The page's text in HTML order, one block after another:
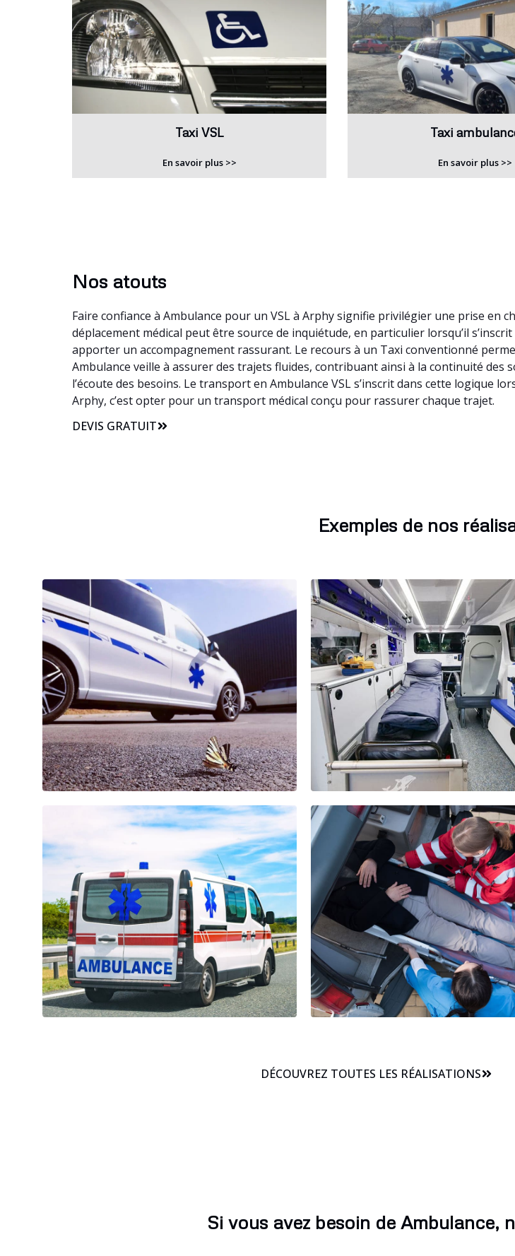
Taxi VSL
En savoir plus >>
Taxi
En savoir plus >>
Nos atouts
Faire confiance à Ambulance pour un VSL à Arphy signifie privilégier une prise en
déplacement médical peut être source de inquiétude, en particulier lorsqu’il
apporter un accompagnement rassurant. Le recours à un Taxi conventionné
Ambulance veille à assurer des trajets fluides, contribuant ainsi à la continuité des
l’écoute des besoins. Le transport en Ambulance VSL s’inscrit dans cette logique
Arphy, c’est opter pour un transport médical conçu pour rassurer chaque trajet.
DEVIS GRATUIT
Exemples de nos
DÉCOUVREZ TOUTES LES RÉALISATIONS
Si vous avez besoin de Ambulance,